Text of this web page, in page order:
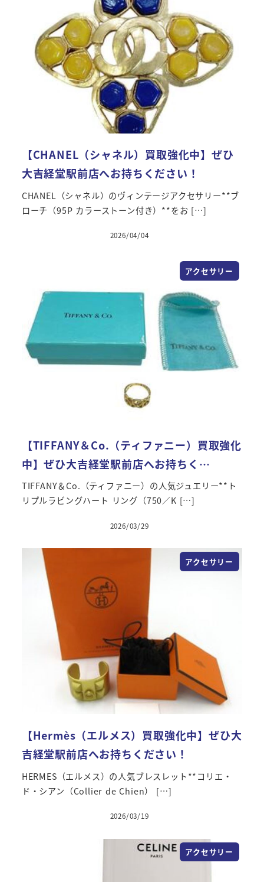
【CHANEL（シャネル）買取強化中】ぜひ
大吉経堂駅前店へお持ちください！
CHANEL（シャネル）のヴィンテージアクセサリー**ブ
ローチ（95P カラーストーン付き）**をお […]
2026/04/04
アクセサリー
【TIFFANY＆Co.（ティファニー）買取強化
中】ぜひ大吉経堂駅前店へお持ちく…
TIFFANY＆Co.（ティファニー）の人気ジュエリー**ト
リプルラビングハート リング（750／K […]
2026/03/29
アクセサリー
【Hermès（エルメス）買取強化中】ぜひ大
吉経堂駅前店へお持ちください！
HERMES（エルメス）の人気ブレスレット**コリエ・
ド・シアン（Collier de Chien） […]
2026/03/19
アクセサリー